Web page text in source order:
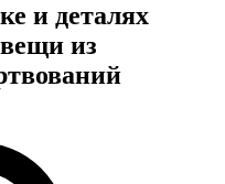
и деталях
из